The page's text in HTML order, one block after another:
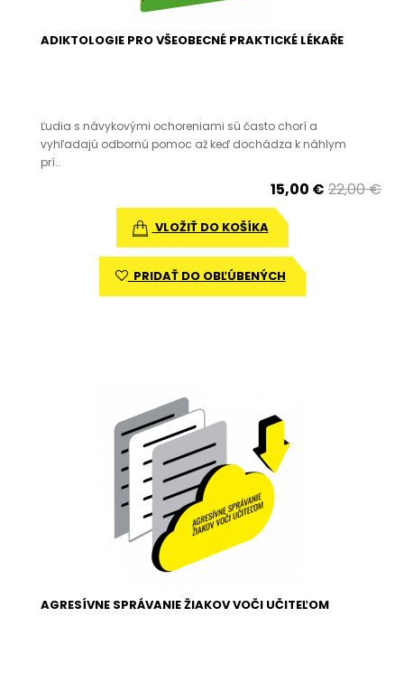
ADIKTOLOGIE PRO VŠEOBECNÉ PRAKTICKÉ LÉKAŘE
Ľudia s návykovými ochoreniami sú často chorí a
vyhľadajú odbornú pomoc až keď dochádza k náhlym
prí..
15,00 € 22,00 €
VLOŽIŤ DO KOŠÍKA
PRIDAŤ DO OBĽÚBENÝCH
AGRESÍVNE SPRÁVANIE ŽIAKOV VOČI UČITEĽOM